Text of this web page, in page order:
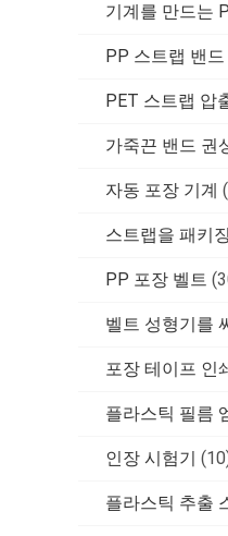
기계를 만드는
PP 스트랩 밴
PET 스트랩 압
가죽끈 밴드 권
자동 포장 기계
스트랩을 패키
PP 포장 벨트
벨트 성형기를
포장 테이프 인
플라스틱 필름
인장 시험기
플라스틱 추출